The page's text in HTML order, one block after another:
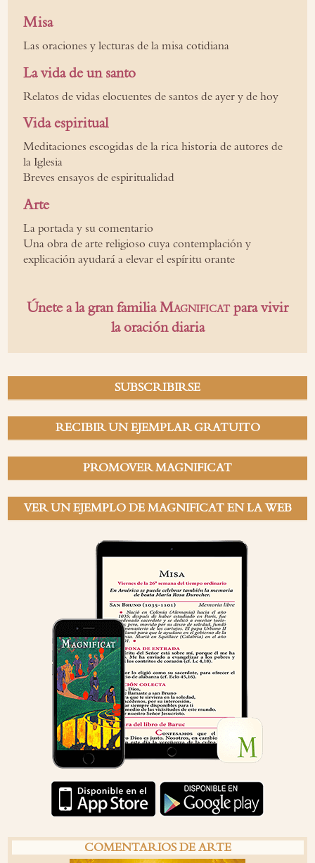
Misa
Las oraciones y lecturas de la misa cotidiana
La vida de un santo
Relatos de vidas elocuentes de santos de ayer y de hoy
Vida espiritual
Meditaciones escogidas de la rica historia de autores de
la Iglesia
Breves ensayos de espiritualidad
Arte
La portada y su comentario
Una obra de arte religioso cuya contemplación y
explicación ayudará a elevar el espíritu orante
Únete a la gran familiaMagnificatpara vivir
la oración diaria
SUBSCRIBIRSE
RECIBIR UN EJEMPLAR GRATUITO
PROMOVER MAGNIFICAT
VER UN EJEMPLO DE MAGNIFICAT EN LA WEB
COMENTARIOS DE ARTE